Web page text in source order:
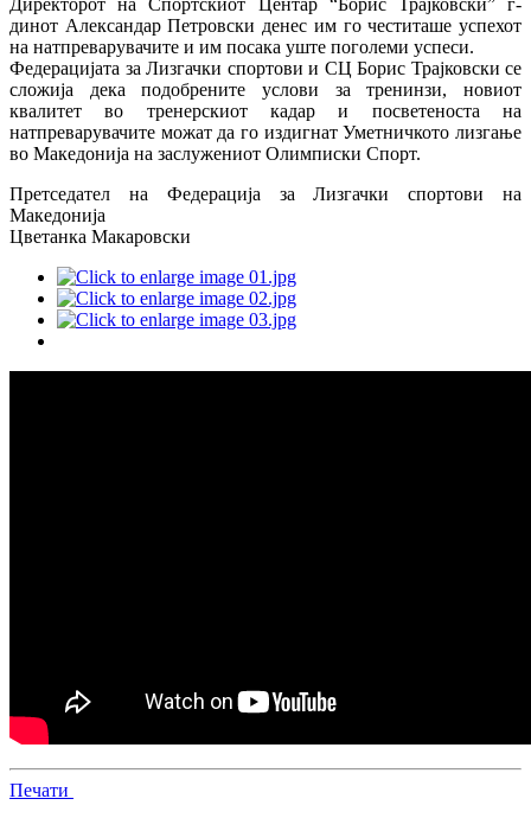
динот Александар Петровски денес им го честиташе успехот
на натпреварувачите и им посака уште поголеми успеси.
Федерацијата за Лизгачки спортови и СЦ Борис Трајковски се
сложија дека подобрените услови за тренинзи, новиот
квалитет во тренерскиот кадар и посветеноста на
натпреварувачите можат да го издигнат Уметничкото лизгање
во Македонија на заслужениот Олимписки Спорт.
Претседател на Федерација за Лизгачки спортови на
Македонија
Цветанка Макаровски
Печати